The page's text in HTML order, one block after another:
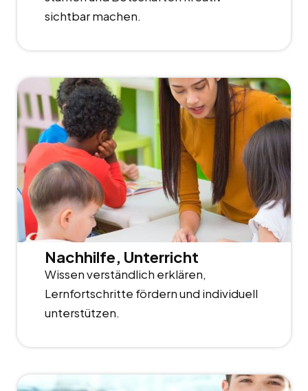
sichtbar machen.
Nachhilfe, Unterricht
Wissen verständlich erklären,
Lernfortschritte fördern und individuell
unterstützen.